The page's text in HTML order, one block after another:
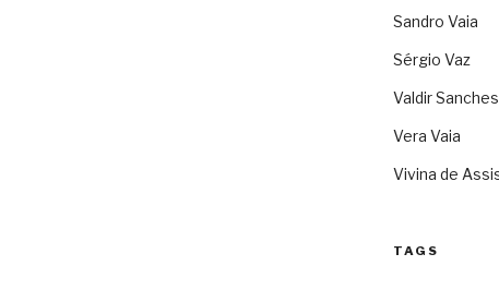
Sandro Vaia
Sérgio Vaz
Valdir Sanches
Vera Vaia
Vivina de
TAGS